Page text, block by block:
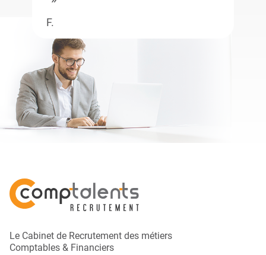
F.
Le Cabinet de Recrutement des métiers
Comptables & Financiers